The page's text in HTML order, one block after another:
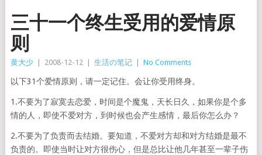
三十一个终生受用的爱情原
则
黄大少 2008-12-12 生活の笔记 No Comments
以下31个爱情原则，请一定记住。会让你受用终身。
1.不要为了寂寞去恋爱，时间是个魔鬼，天长日久，如果你是个多
情的人，即使不爱对方，到时候也会产生感情，最后你怎么办？
2.不要为了负责而去结婚。要知道，不爱对方却和对方结婚是最不
负责的。即使当时让对方很伤心，但是总比让他几年甚至一辈子伤